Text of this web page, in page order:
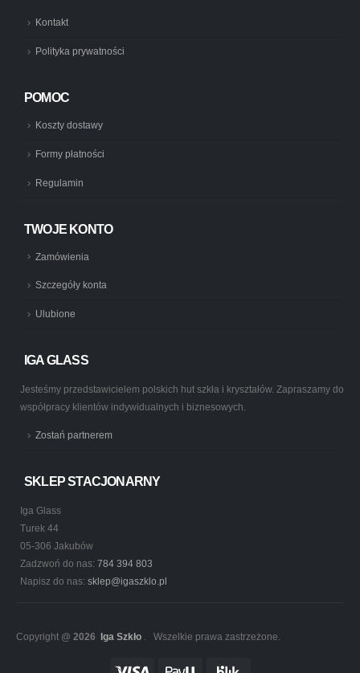
Kontakt
Polityka prywatności
POMOC
Koszty dostawy
Formy płatności
Regulamin
TWOJE KONTO
Zamówienia
Szczegóły konta
Ulubione
IGA GLASS
Jesteśmy przedstawicielem polskich hut szkła i kryształów. Zapraszamy do
współpracy klientów indywidualnych i biznesowych.
Zostań partnerem
SKLEP STACJONARNY
Iga Glass
Turek 44
05-306 Jakubów
Zadzwoń do nas: 784 394 803
Napisz do nas: sklep@igaszklo.pl
Copyright @ 2026 Iga Szkło . Wszelkie prawa zastrzeżone.